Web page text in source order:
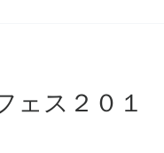
ェス２０１